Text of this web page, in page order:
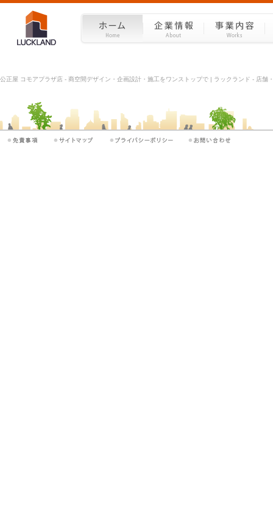
公正屋 コモアプラザ店 - 商空間デザイン・企画設計・施工をワンストップで | ラックランド - 店舗